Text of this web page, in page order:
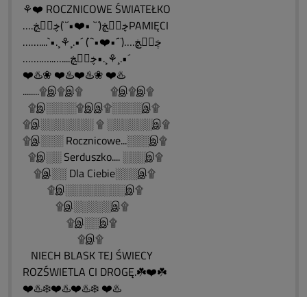
⚘❤️ ROCZNICOWE ŚWIATEŁKO
….ڿڰۣڿ(¨` •❤️•´¨)ڿڰۣڿPAMIĘCI
……....`•.¸⚘¸.•´ (¨`•❤️•´¨)….ڿڰۣڿ
…….…..…....ڿڰۣڿ•.¸⚘¸.•´
❤️♨️❀ ❤️♨️❤️♨️❀ ❤️♨️
........۩இ۩இ۩ ۩இ۩இ۩
۩இ░░░░۩இஇ۩░░░░இ۩
۩இ░░░░░░░ ۩ ░░░░░░இ۩
۩இ░░░ Rocznicowe...░░░இ۩
۩இ░░ Serduszko.... ░░░இ۩
۩இ░░ Dla Ciebie░░░இ۩
۩இ░░░░░░░░இ۩
۩இ░░░░░இ۩
۩இ░░இ۩
۩இ۩
NIECH BLASK TEJ ŚWIECY
ROZŚWIETLA CI DROGĘ.☘️❤️☘️
❤️♨️❄️❤️♨️❤️♨️❄️ ❤️♨️